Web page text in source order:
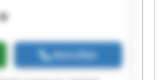
Anrufen